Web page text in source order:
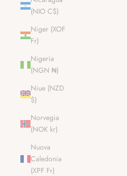
(NIO C$)
Niger (XOF
Fr)
Nigeria
(NGN ₦)
Niue (NZD
$)
Norvegia
(NOK kr)
Nuova
Caledonia
(XPF Fr)